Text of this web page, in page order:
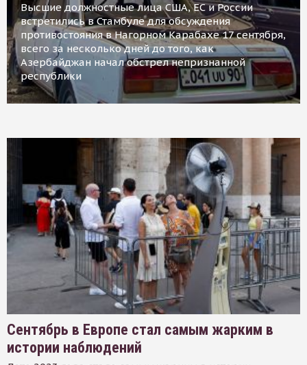
Высшие должностные лица США, ЕС и России
встретились в Стамбуле для обсуждения
противостояния в Нагорном Карабахе 17 сентября,
всего за несколько дней до того, как
Азербайджан начал обстрел непризнанной
республики
Сентябрь в Европе стал самым жарким в
истории наблюдений